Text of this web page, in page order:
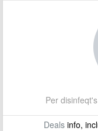
Per
Dealsinfo,